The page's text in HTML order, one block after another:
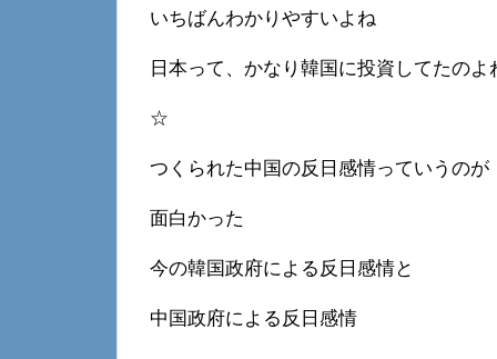
いちばんわかりやすいよね
日本って、かなり韓国に投資してたのよ
☆
つくられた中国の反日感情っていうのが
面白かった
今の韓国政府による反日感情と
中国政府による反日感情